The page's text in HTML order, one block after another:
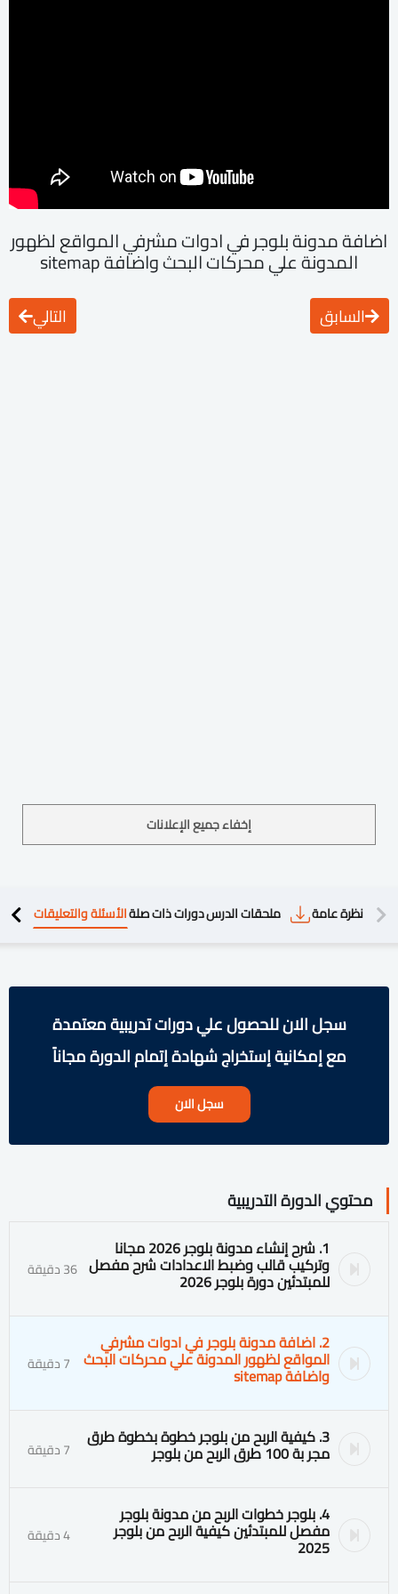
اضافة مدونة بلوجر في ادوات مشرفي المواقع لظهور
المدونة علي محركات البحث واضافة sitemap
السابق التالي
إخفاء جميع الإعلانات
نظرة عامة ملحقات الدرسدورات ذات صلةالأسئلة والتعليقات
سجل الان للحصول علي دورات تدريبية معتمدة
مع إمكانية إستخراج شهادة إتمام الدورة مجاناً
سجل الان
محتوي الدورة التدريبية
1. شرح إنشاء مدونة بلوجر 2026 مجانا
وتركيب قالب وضبط الاعدادات شرح مفصل
للمبتدئين دورة بلوجر 2026 36 دقيقة
2. اضافة مدونة بلوجر في ادوات مشرفي
المواقع لظهور المدونة علي محركات البحث
واضافة sitemap 7 دقيقة
3. كيفية الربح من بلوجر خطوة بخطوة طرق
مجر بة 100 طرق الربح من بلوجر 7 دقيقة
4. بلوجر خطوات الربح من مدونة بلوجر
مفصل للمبتدئين كيفية الربح من بلوجر
2025 4 دقيقة